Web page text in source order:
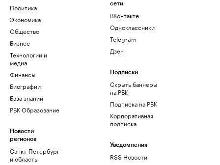
Политика
Экономика
Общество
Бизнес
Технологии и
медиа
Финансы
Биографии
База знаний
РБК Образование
Новости
регионов
Санкт-Петербург
и область
сети
ВКонтакте
Одноклассники
Telegram
Дзен
Подписки
Скрыть баннеры
на РБК
Подписка на РБК
Корпоративная
подписка
Уведомления
RSS Новости